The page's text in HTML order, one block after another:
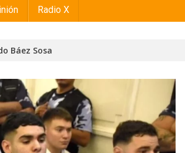
Radio X
Báez Sosa